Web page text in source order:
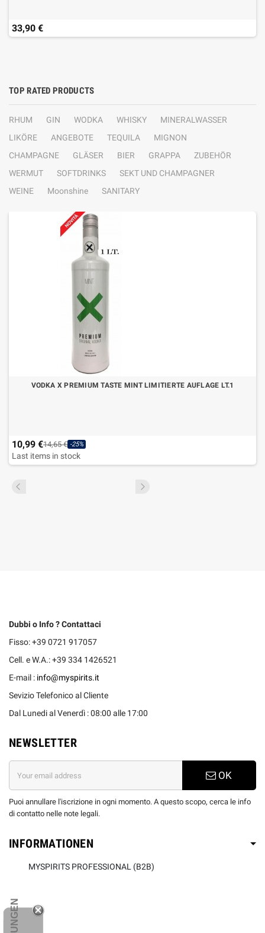
33,90 €
TOP RATED PRODUCTS
RHUM GIN WODKA WHISKY
MINERALWASSER
LIKÖRE
ANGEBOTE TEQUILA
MIGNON
CHAMPAGNE
GLÄSER BIER GRAPPA
ZUBEHÖR
WERMUT
SOFTDRINKS
SEKT UND CHAMPAGNER
WEINE
Moonshine SANITARY
VODKA X PREMIUM TASTE MINT LIMITIERTE AUFLAGE LT.1
10,99 €14,65 € -25%
Last items in stock
Dubbi o Info ? Contattaci
Fisso: +39 0721 917057
Cell. e W.A.: +39 334 1426521
E-mail : info@myspirits.it
Sevizio Telefonico al Cliente
Dal Lunedi al Venerdì : 08:00 alle 17:00
NEWSLETTER
OK
Puoi annullare l'iscrizione in ogni momento. A questo scopo, cerca le info
di contatto nelle note legali.
INFORMATIONEN
MYSPIRITS PROFESSIONAL (B2B)